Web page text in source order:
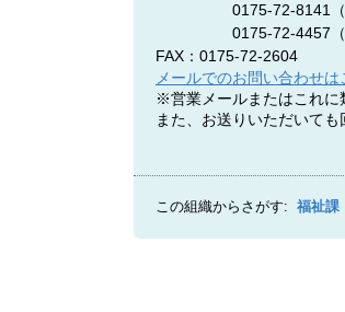
0175-72-8141
0175-72-4457
FAX：0175-72-2604
メールでのお問い合わせは
※営業メールまたはこれに
また、お送りいただいて
この組織からさがす: 福祉課